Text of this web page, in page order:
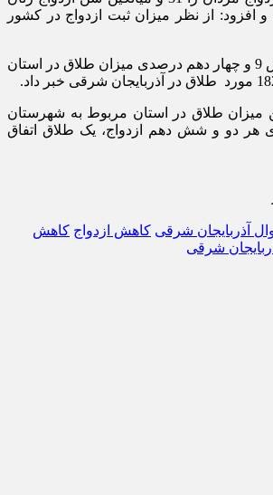
و افزود: از نظر میزان ثبت ازدواج در کشور
وی با اشاره به افزایش 9 و چهار دهم درصدی میزان طلاق در استان
میزان طلاق در استان مربوط به شهرستان
هر دو و شش دهم ازدواج، یک طلاق اتفاق
آذربایجان شرقی کاهش ازدواج کاهش
شرقی